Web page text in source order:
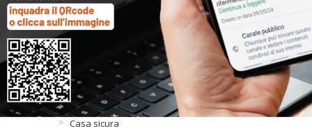
OFFERTE MINIME IN AUMENTO –
MODALITÀ’ PER LA PARTECIPAZIONE ALL’ASTA:
〉 Intorno alla casa
INTORNO ALLA CASA
Casa sicura